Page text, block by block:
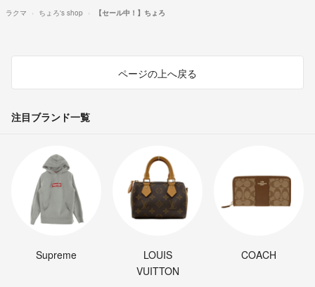
ラクマ ちょろ's shop 【セール中！】ちょろ
ページの上へ戻る
注目ブランド一覧
Supreme
LOUIS
VUITTON
COACH